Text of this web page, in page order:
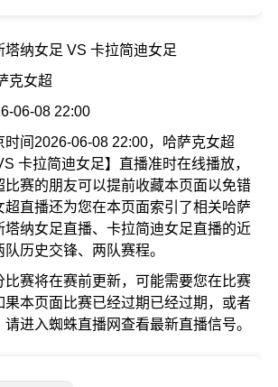
塔纳女足 VS 卡拉简迪女足
克女超
06-08 22:00
时间2026-06-08 22:00，哈萨克女超
卡拉简迪女足】直播准时在线播放，
比赛的朋友可以提前收藏本页面以免错
超直播还为您在本页面索引了相关哈萨
塔纳女足直播、卡拉简迪女足直播的近
历史交锋、两队赛程。
比赛将在赛前更新，可能需要您在比赛
果本页面比赛已经过期已经过期，或者
进入蜘蛛直播网查看最新直播信号。